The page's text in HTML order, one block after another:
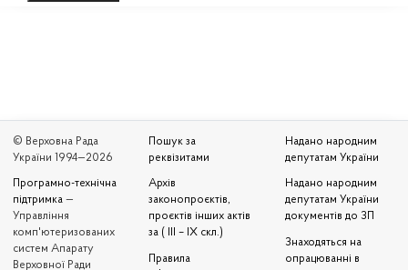
© Верховна Рада
України 1994—2026
Програмно-технічна
підтримка —
Управління
комп'ютеризованих
систем Апарату
Верховної Ради
Пошук за
реквізитами
Архів
законопроєктів,
проєктів інших актів
за ( III – IX скл.)
Правила
Надано народним
депутатам України
Надано народним
депутатам України
документів до ЗП
Знаходяться на
опрацюванні в